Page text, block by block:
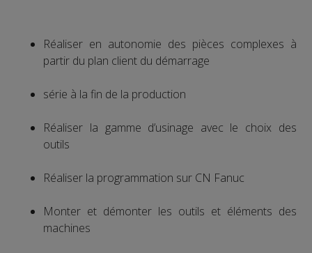
Réaliser en autonomie des pièces complexes à
partir du plan client du démarrage
série à la fin de la production
Réaliser la gamme d’usinage avec le choix des
outils
Réaliser la programmation sur CN Fanuc
Monter et démonter les outils et éléments des
machines